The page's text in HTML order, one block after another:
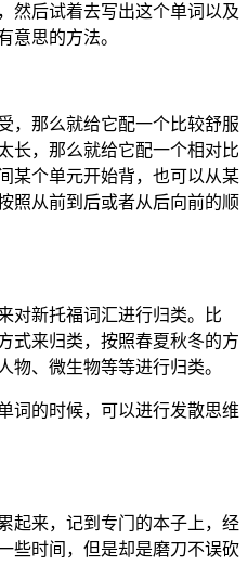
然后试着去写出这个单词以及
意思的方法。
那么就给它配一个比较舒服
长，那么就给它配一个相对比
某个单元开始背，也可以从某
照从前到后或者从后向前的顺
新托福词汇进行归类。比
式来归类，按照春夏秋冬的方
物、微生物等等进行归类。
的时候，可以进行发散思维
来，记到专门的本子上，经
些时间，但是却是磨刀不误砍